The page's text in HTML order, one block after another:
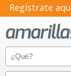
Regístrate